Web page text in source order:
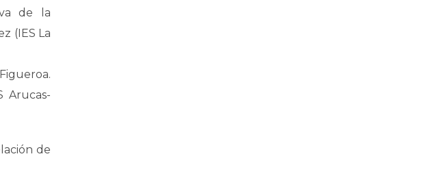
de la
(IES La
Arucas-
de